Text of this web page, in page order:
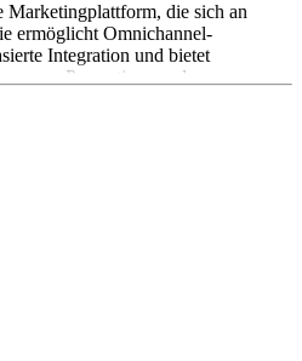
die sich an
ermöglicht Omnichannel-
Integration und bietet
Promotions und
erfolgt über individuelle
der Anwender*innen